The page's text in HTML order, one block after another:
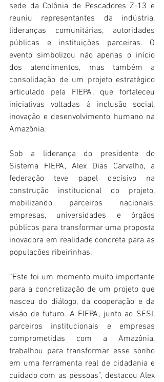
sede da Colônia de Pescadores Z-13 e
reuniu representantes da indústria,
lideranças comunitárias, autoridades
públicas e instituições parceiras. O
evento simbolizou não apenas o início
dos atendimentos, mas também a
consolidação de um projeto estratégico
articulado pela FIEPA, que fortaleceu
iniciativas voltadas à inclusão social,
inovação e desenvolvimento humano na
Amazônia.
Sob a liderança do presidente do
Sistema FIEPA, Alex Dias Carvalho, a
federação teve papel decisivo na
construção institucional do projeto,
mobilizando parceiros nacionais,
empresas, universidades e órgãos
públicos para transformar uma proposta
inovadora em realidade concreta para as
populações ribeirinhas.
“Este foi um momento muito importante
para a concretização de um projeto que
nasceu do diálogo, da cooperação e da
visão de futuro. A FIEPA, junto ao SESI,
parceiros institucionais e empresas
comprometidas com a Amazônia,
trabalhou para transformar esse sonho
em uma ferramenta real de cidadania e
cuidado com as pessoas”, destacou Alex